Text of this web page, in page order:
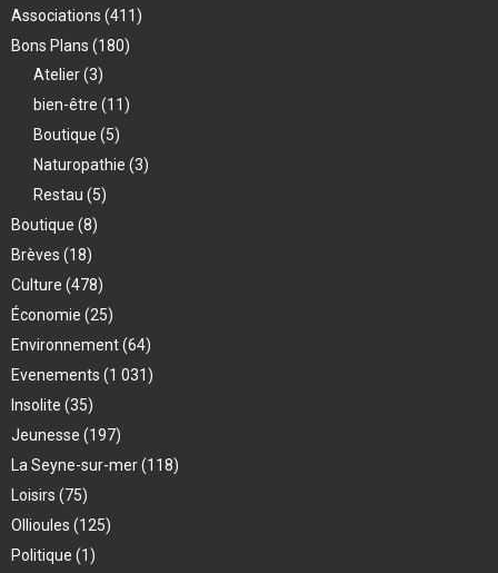
Associations (411)
Bons Plans (180)
Atelier(3)
bien-être (11)
Boutique (5)
Naturopathie (3)
Restau (5)
Boutique (8)
Brèves (18)
Culture (478)
Économie (25)
Environnement(64)
Evenements (1 031)
Insolite (35)
Jeunesse (197)
La Seyne-sur-mer(118)
Loisirs (75)
Ollioules (125)
Politique (1)